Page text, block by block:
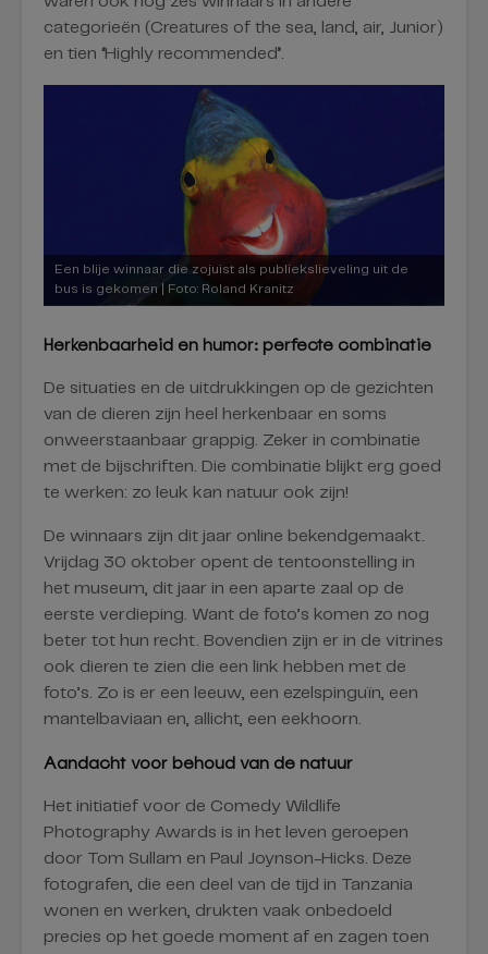
categorieën (Creatures of the sea, land, air, Junior)
en tien ‘Highly recommended’.
Een blije winnaar die zojuist als publiekslieveling uit de
bus is gekomen | Foto: Roland Kranitz
Herkenbaarheid en humor: perfecte combinatie
De situaties en de uitdrukkingen op de gezichten
van de dieren zijn heel herkenbaar en soms
onweerstaanbaar grappig. Zeker in combinatie
met de bijschriften. Die combinatie blijkt erg goed
te werken: zo leuk kan natuur ook zijn!
De winnaars zijn dit jaar online bekendgemaakt.
Vrijdag 30 oktober opent de tentoonstelling in
het museum, dit jaar in een aparte zaal op de
eerste verdieping. Want de foto’s komen zo nog
beter tot hun recht. Bovendien zijn er in de vitrines
ook dieren te zien die een link hebben met de
foto’s. Zo is er een leeuw, een ezelspinguïn, een
mantelbaviaan en, allicht, een eekhoorn.
Aandacht voor behoud van de natuur
Het initiatief voor de Comedy Wildlife
Photography Awards is in het leven geroepen
door Tom Sullam en Paul Joynson-Hicks. Deze
fotografen, die een deel van de tijd in Tanzania
wonen en werken, drukten vaak onbedoeld
precies op het goede moment af en zagen toen